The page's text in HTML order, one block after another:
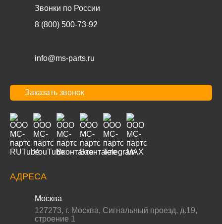
Звонки по России
8 (800) 500-73-92
info@ms-parts.ru
Заказать звонок
АДРЕСА
Москва
127273, г. Москва, Сигнальный проезд, д.19,
строение 1